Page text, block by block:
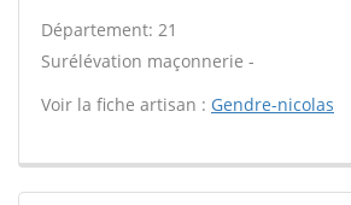
Département: 21
Surélévation maçonnerie -
Voir la fiche artisan : Gendre-nicolas